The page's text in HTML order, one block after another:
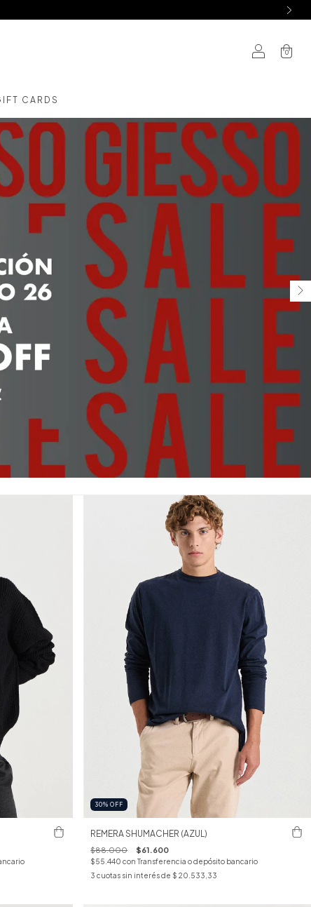
0
CARDS
30%OFF
REMERA SHUMACHER (AZUL)
$88.000 $61.600
$55.440con Transferencia o depósito bancario
3 cuotas sin interés de $ 20.533,33